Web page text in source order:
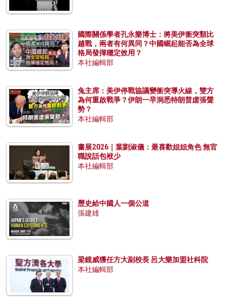
國際關係學者孔永樂博士：將美伊衝突類比
越戰，兩者有何異同？中國崛起能否為全球
格局發揮穩定效用？
本社編輯部
兔主席：美伊停戰協議變衝突導火線，雙方
為何重啟戰爭？伊朗一早洞悉特朗普虛張聲
勢？
本社編輯部
書展2026｜葉劉淑儀：最喜歡姐姐角色 無官
職說話包袱少
本社編輯部
歷史給中國人一個公道
張建雄
梁鏡威獲任方大副校長 呂大樂加盟社科院
本社編輯部